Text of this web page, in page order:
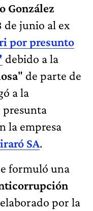
González
de junio al ex
por presunto
debido a la
" de parte de
a la
presunta
la empresa
SA.
formuló una
por la